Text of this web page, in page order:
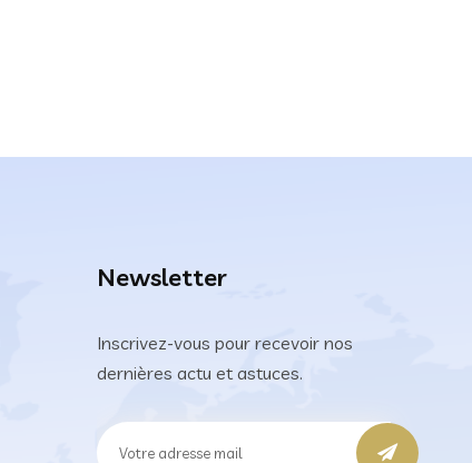
Newsletter
Inscrivez-vous pour recevoir nos
dernières actu et astuces.